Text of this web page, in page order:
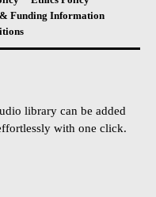
Funding Information
library can be added
with one click.